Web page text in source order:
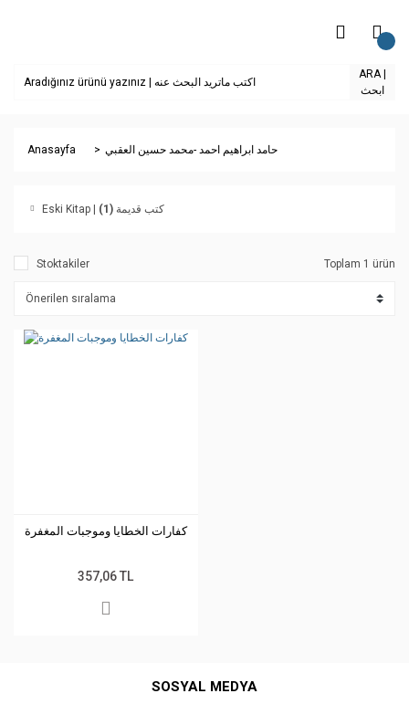
ARA |
ابحث
Anasayfa حامد ابراهيم احمد -محمد حسين العقبي
Eski Kitap | كتب قديمة(1)
Stoktakiler Toplam 1 ürün
كفارات الخطايا وموجبات المغفرة
357,06 TL
SOSYAL MEDYA